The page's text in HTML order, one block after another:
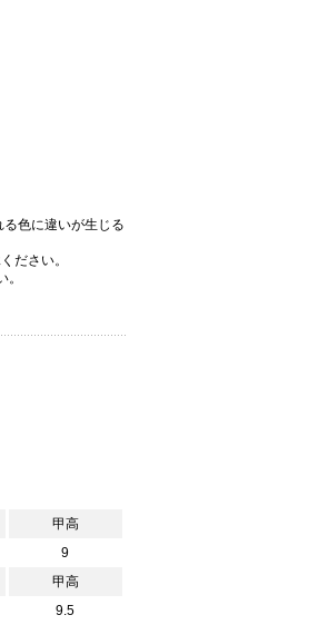
色に違いが生じる
ださい。
甲高
9
甲高
9.5